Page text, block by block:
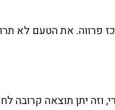
את הטעם לא
יתן תוצאה קרובה